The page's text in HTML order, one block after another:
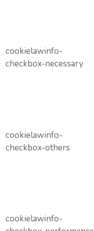
cookielawinfo-
checkbox-necessary
cookielawinfo-
checkbox-others
cookielawinfo-